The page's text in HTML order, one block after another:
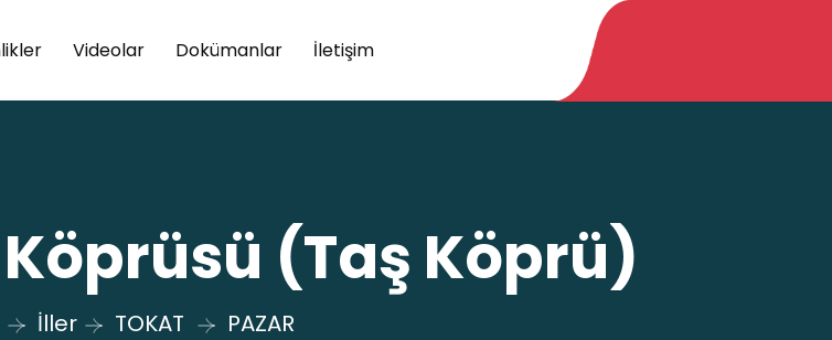
Videolar Dokümanlar İletişim
(Taş Köprü)
İller TOKAT PAZAR